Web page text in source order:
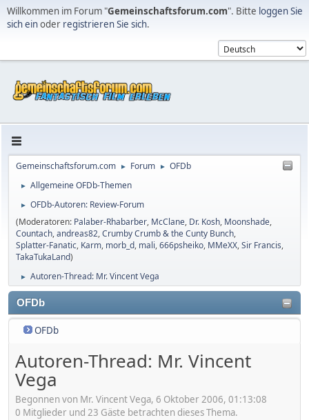
Willkommen im Forum "Gemeinschaftsforum.com". Bitte loggen Sie
sich einoder registrieren Sie sich.
Gemeinschaftsforum.com ► Forum ► OFDb
► Allgemeine OFDb-Themen
►
OFDb-Autoren: Review-Forum
(Moderatoren: Palaber-Rhabarber, McClane, Dr. Kosh, Moonshade,
Countach,andreas82,Crumby Crumb & the Cunty Bunch,
Splatter-Fanatic, Karm, morb_d, mali,666psheiko, MMeXX,Sir Francis,
TakaTukaLand)
► Autoren-Thread: Mr. Vincent Vega
OFDb
OFDb
Autoren-Thread: Mr. Vincent
Vega
Begonnen von Mr. Vincent Vega, 6 Oktober 2006, 01:13:08
0 Mitglieder und 23 Gäste betrachten dieses Thema.